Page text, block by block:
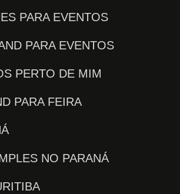
PARA EVENTOS
PARA EVENTOS
PERTO DE MIM
PARA FEIRA
NO PARANÁ